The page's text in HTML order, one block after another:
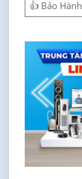
👍 Bảo Hành